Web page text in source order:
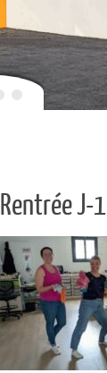
Rentrée J-1